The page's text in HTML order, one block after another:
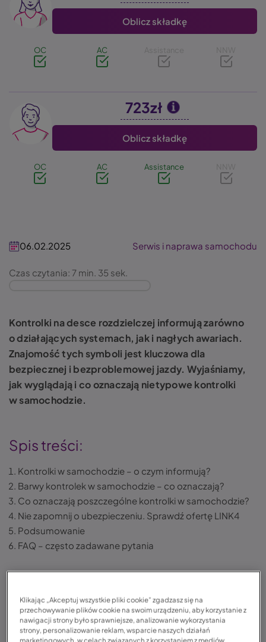
Oblicz składkę
OC AC Assistance NNW
Image 723zł
Oblicz składkę
OC AC Assistance NNW
06.02.2025 Serwis i naprawa samochodu
Czas czytania: 7 min. 35 sek.
Kontrolki na desce rozdzielczej informują zarówno
o działających systemach, jak i nagłych awariach.
Znajomość tych symboli jest kluczowa dla
bezpiecznej i bezproblemowej jazdy. Wyjaśniamy,
jak wyglądają i co oznaczają nietypowe kontrolki
w samochodzie.
Spis treści:
Kontrolki w samochodzie – o czym informują?
Barwy kontrolek w samochodzie – co oznaczają?
Co oznaczają poszczególne kontrolki w samochodzie?
Nie zapomnij o ubezpieczeniu. Sprawdź ofertę LINK4
Podsumowanie
FAQ – często zadawane pytania
Kontrolki w samochodzie – o czym
informują?
Klikając „Akceptuj wszystkie pliki cookie” zgadzasz się na
przechowywanie plików cookie na swoim urządzeniu, aby korzystanie z
nawigacji strony było sprawniejsze, analizowanie wykorzystania
strony, personalizowanie reklam, wsparcie naszych działań